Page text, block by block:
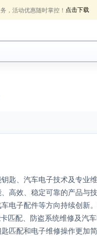
，活动优惠随时掌控！ 点击下载
、汽车电子技术及专业
高效、稳定可靠的产品与
电子配件等方向持续创新
匹配、防盗系统维修及汽
匹配和电子维修操作更